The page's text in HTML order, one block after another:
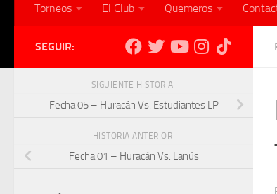
Torneos El Club Quemeros
SEGUIR:
SIGUIENTE HISTORIA
Fecha 05 – Huracán Vs. Estudiantes LP
HISTORIA ANTERIOR
Fecha 01 – Huracán Vs. Lanús